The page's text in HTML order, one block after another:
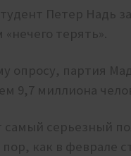
Петер Надь
терять».
опросу, партия
9,7 миллиона
самый серьезный
пор, как в феврале